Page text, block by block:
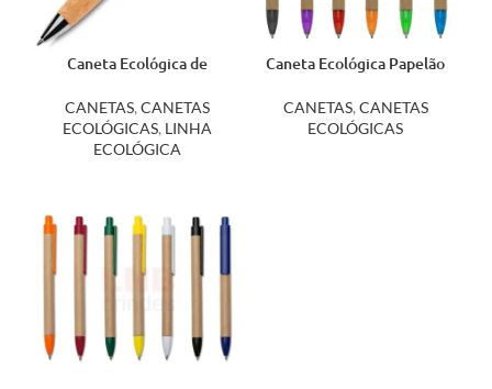
Caneta Ecológica de
CANETAS, CANETAS
ECOLÓGICAS, LINHA
ECOLÓGICA
Caneta Ecológica Papelão
CANETAS, CANETAS
ECOLÓGICAS